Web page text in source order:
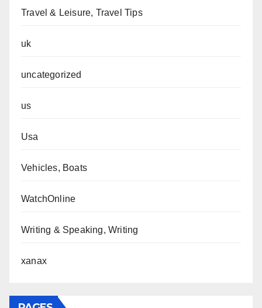
Travel & Leisure, Travel Tips
uk
uncategorized
us
Usa
Vehicles, Boats
WatchOnline
Writing & Speaking, Writing
xanax